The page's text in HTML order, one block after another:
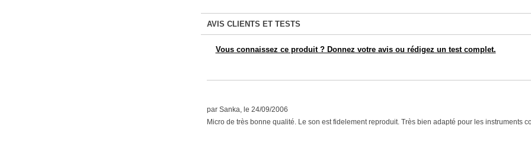
AVIS CLIENTS ET TESTS
Vous connaissez ce produit ? Donnez votre avis ou rédigez un test complet.
par Sanka, le 24/09/2006
Micro de très bonne qualité. Le son est fidelement reproduit. Très bien adapté pour les instruments